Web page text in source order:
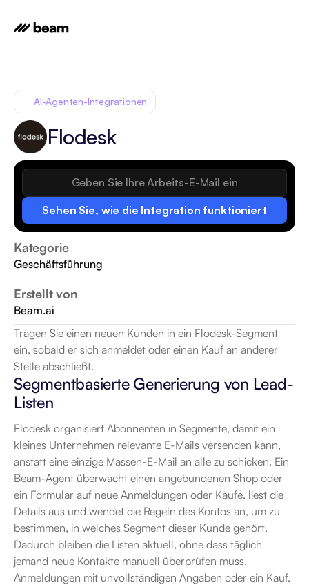
Sehen Sie, wie die Integration funktioniert
Kategorie
Geschäftsführung
Erstellt von
Beam.ai
AI-Agenten-Integrationen
Flodesk
Tragen Sie einen neuen Kunden in ein Flodesk-Segment
ein, sobald er sich anmeldet oder einen Kauf an anderer
Stelle abschließt.
Segmentbasierte Generierung von Lead-
Listen
Flodesk organisiert Abonnenten in Segmente, damit ein
kleines Unternehmen relevante E-Mails versenden kann,
anstatt eine einzige Massen-E-Mail an alle zu schicken. Ein
Beam-Agent überwacht einen angebundenen Shop oder
ein Formular auf neue Anmeldungen oder Käufe, liest die
Details aus und wendet die Regeln des Kontos an, um zu
bestimmen, in welches Segment dieser Kunde gehört.
Dadurch bleiben die Listen aktuell, ohne dass täglich
jemand neue Kontakte manuell überprüfen muss.
Anmeldungen mit unvollständigen Angaben oder ein Kauf,